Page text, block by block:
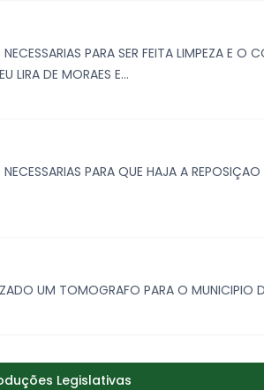
PARA SER FEITA LIMPEZA E O
LIRA DE MORAES E...
PARA QUE HAJA A
UM TOMOGRAFO PARA O MUNICIPIO
Legislativas